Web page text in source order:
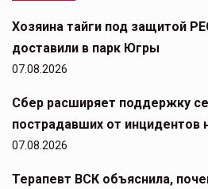
Хозяина тайги под защитой
доставили в парк Югры
07.08.2026
Сбер расширяет поддержку
пострадавших от инцидентов
07.08.2026
Терапевт ВСК объяснила,